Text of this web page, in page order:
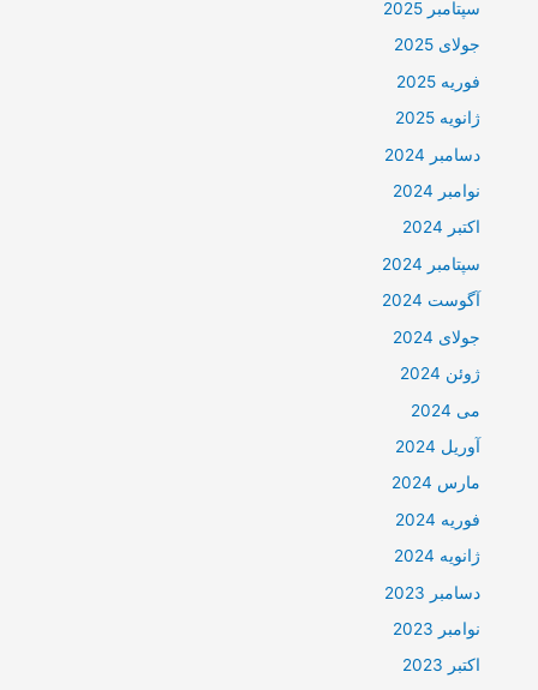
سپتامبر 2025
جولای 2025
فوریه 2025
ژانویه 2025
دسامبر 2024
نوامبر 2024
اکتبر 2024
سپتامبر 2024
آگوست 2024
جولای 2024
ژوئن 2024
می 2024
آوریل 2024
مارس 2024
فوریه 2024
ژانویه 2024
دسامبر 2023
نوامبر 2023
اکتبر 2023